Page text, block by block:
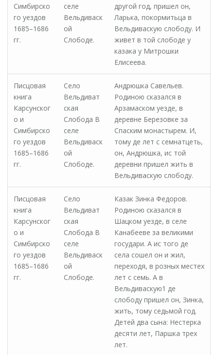
Симбирско
го уездов
1685–1686
гг.
селе
Вельдиваск
ой
Слободе.
другой год, пришел он,
Ларька, покормитьца в
Вельдиваскую слободу. И
живет в той слободе у
казака у Митрошки
Елисеева.
Писцовая
книга
Карсунског
о и
Симбирско
го уездов
1685–1686
гг.
Село
Вельдиват
ская
Слобода В
селе
Вельдиваск
ой
Слободе.
Андрюшка Савельев.
Родиною сказался в
Арзамаском уезде, в
деревне Березовке за
Спаским монастырем. И,
тому де лет с семнатцеть,
он, Андрюшка, ис той
деревни пришел жить в
Вельдиваскую слободу.
Писцовая
книга
Карсунског
о и
Симбирско
го уездов
1685–1686
гг.
Село
Вельдиват
ская
Слобода В
селе
Вельдиваск
ой
Слободе.
Казак Зинка Федоров.
Родиною сказался в
Шацком уезде, в селе
Канабееве за великими
государи. А ис того де
села сошел он и жил,
переходя, в розных местех
лет с семь. А в
Вельдиваскую1 де
слободу пришел он, Зинка,
жить, тому седьмой год.
Детей два сына: Нестерка
десяти лет, Паршка трех
лет.